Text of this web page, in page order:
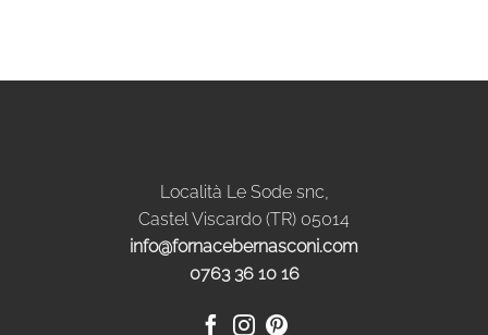
Località Le Sode snc,
Castel Viscardo (TR) 05014
info@fornacebernasconi.com
0763 36 10 16